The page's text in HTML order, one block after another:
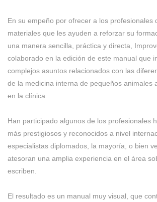
En su empeño por ofrecer a los profesionales
materiales que les ayuden a reforzar su
una manera sencilla, práctica y directa,
colaborado en la edición de este manual que
complejos asuntos relacionados con las
de la medicina interna de pequeños animales
en la clínica.
Han participado algunos de los profesionales
más prestigiosos y reconocidos a nivel
especialistas diplomados, la mayoría, o bien
atesoran una amplia experiencia en el área
escriben.
El resultado es un manual muy visual, que